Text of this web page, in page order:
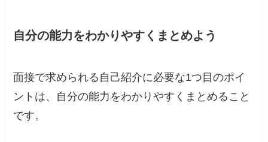
自分の能力をわかりやすくまとめよう
面接で求められる自己紹介に必要な1つ目のポイ
ントは、自分の能力をわかりやすくまとめること
です。